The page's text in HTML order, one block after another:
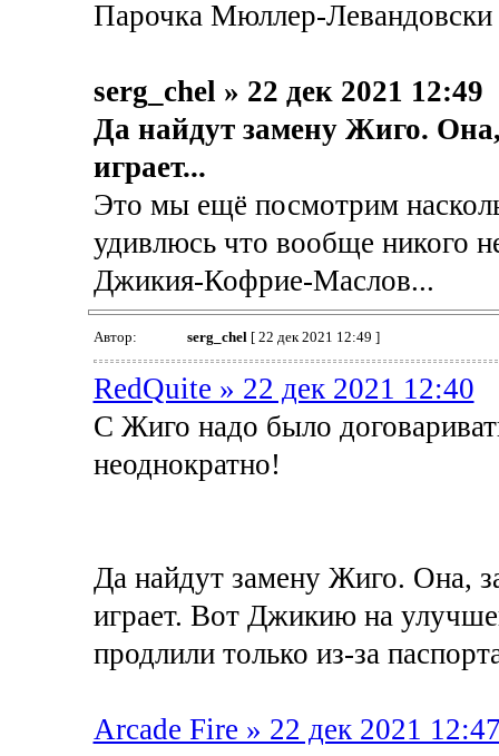
Парочка Мюллер-Левандовски
serg_chel » 22 дек 2021 12:49
Да найдут замену Жиго. Она,
играет...
Это мы ещё посмотрим
удивлюсь что вообще никого
Джикия-Кофрие-Маслов...
Автор: serg_chel [ 22 дек 2021 12:49 ]
RedQuite » 22 дек 2021 12:40
С Жиго надо было
неоднократно!
Да найдут замену Жиго. Она,
играет. Вот Джикию на
продлили только из-за
Arcade Fire » 22 дек 2021